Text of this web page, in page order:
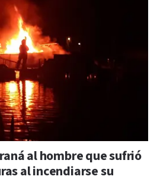
al hombre que sufrió
al incendiarse su